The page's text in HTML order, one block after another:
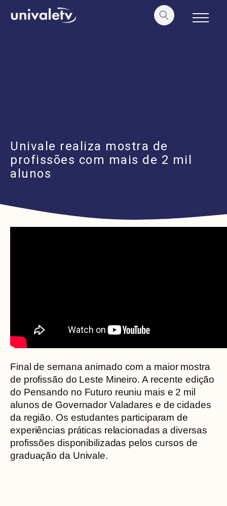
conteúdo
Univale realiza mostra de
profissões com mais de 2 mil
alunos
Final de semana animado com a maior mostra
de profissão do Leste Mineiro. A recente edição
do Pensando no Futuro reuniu mais e 2 mil
alunos de Governador Valadares e de cidades
da região. Os estudantes participaram de
experiências práticas relacionadas a diversas
profissões disponibilizadas pelos cursos de
graduação da Univale.